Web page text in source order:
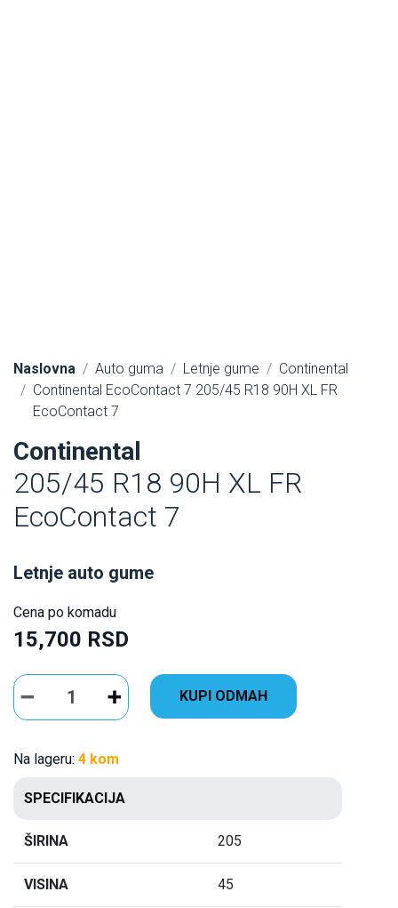
Naslovna Auto guma Letnje gume
Continental
Continental EcoContact 7 205/45 R18 90H XL FR
EcoContact 7
Continental
205/45 R18 90H XL FR
EcoContact 7
Letnje auto gume
Cena po komadu
15,700 RSD
KUPI ODMAH
Na lageru: 4 kom
SPECIFIKACIJA
ŠIRINA 205
VISINA 45